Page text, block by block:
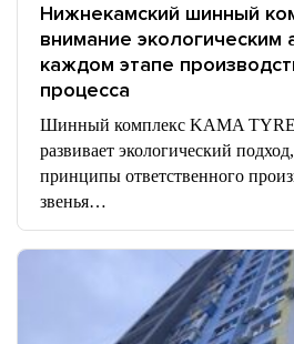
Нижнекамский шинный
внимание экологическим
каждом этапе
процесса
Шинный комплекс KAMA
развивает экологический
принципы ответственного
звенья…